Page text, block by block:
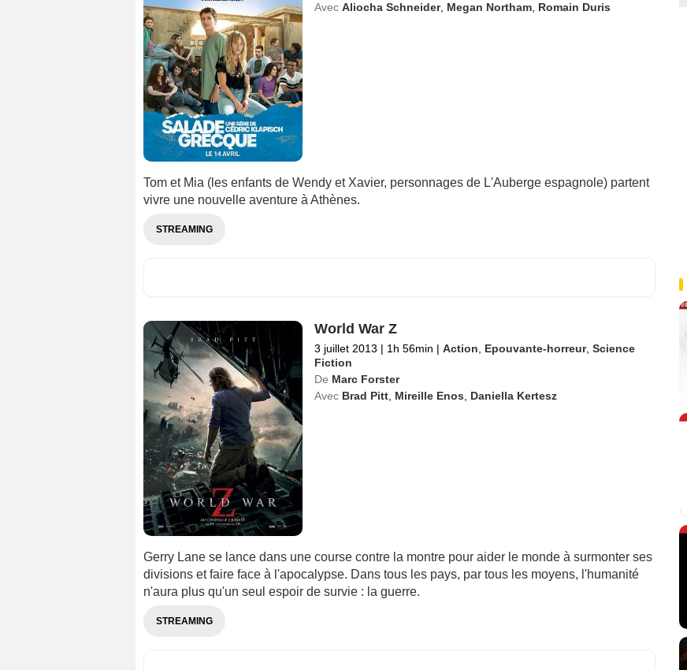
Avec Aliocha Schneider, Megan Northam, Romain Duris
Tom et Mia (les enfants de Wendy et Xavier, personnages de L'Auberge espagnole) partent
vivre une nouvelle aventure à Athènes.
STREAMING
World War Z
3 juillet 2013 | 1h 56min | Action Epouvante-horreur, Science
Fiction
De Marc Forster
Avec Brad Pitt, Mireille Enos Daniella Kertesz
Gerry Lane se lance dans une course contre la montre pour aider le monde à surmonter ses
divisions et faire face à l'apocalypse. Dans tous les pays, par tous les moyens, l'humanité
n'aura plus qu'un seul espoir de survie : la guerre.
STREAMING